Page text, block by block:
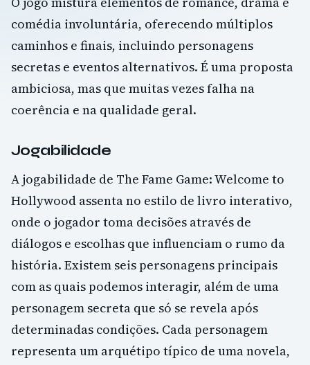
comédia involuntária, oferecendo múltiplos
caminhos e finais, incluindo personagens
secretas e eventos alternativos. É uma proposta
ambiciosa, mas que muitas vezes falha na
coerência e na qualidade geral.
Jogabilidade
A jogabilidade de The Fame Game: Welcome to
Hollywood assenta no estilo de livro interativo,
onde o jogador toma decisões através de
diálogos e escolhas que influenciam o rumo da
história. Existem seis personagens principais
com as quais podemos interagir, além de uma
personagem secreta que só se revela após
determinadas condições. Cada personagem
representa um arquétipo típico de uma novela,